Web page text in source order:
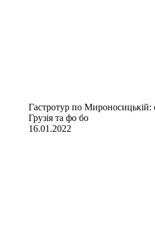
Гастротур по Мироносицькій:
Грузія та фо бо
16.01.2022